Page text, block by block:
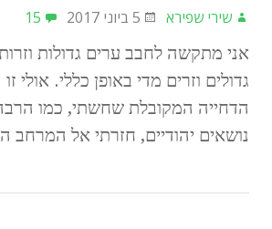
שירי שפירא 5 ביוני 2017 15
אני מתקשה לחבב ערים גדולות
גדולים וזרים מדי באופן כללי. אולי
הדחייה המקובלת שחשתי, כמו הרבה
נושאים יהודיים, חזרתי אל המרחב